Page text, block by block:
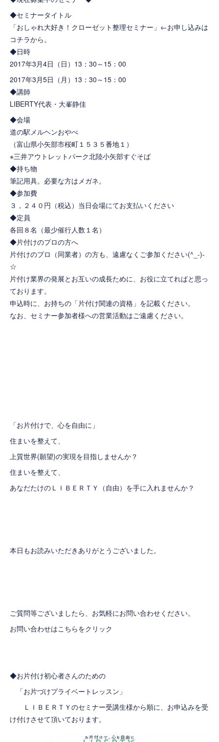
◆セミナータイトル
「おしゃれ大好き！クローゼット整理セミナー」 ←お申し込みは
コチラから。
◆日時
2017年3月4日（日）13：30～15：00
2017年3月5日（月）13：30～15：00
◆講師
LIBERTY代表・大峯静佳
◆会場
道の駅メルヘンおやべ
（富山県小矢部市桜町１５３５番地１）
※三井アウトレットパーク北陸小矢部すぐそば
◆持ち物
筆記用具。必要な方はメガネ。
◆参加費
３，２４０円（税込）当日会場にてお支払いください
◆定員
各回８名（最少催行人数１名）
◆片付けのプロの方へ
片付けのプロ（同業者）の方も、遠慮なくご参加ください(^_-)-
☆
片付け業界の発展とお互いの成長ために、お役に立てればと思っ
ております。
申込時に、お持ちの「片付け関連の資格」を記載ください。
なお、セミナー参加者様への営業活動はご遠慮ください。
「お片付けで、心を自由に」
住まいを整えて、
上質世界(願望)の実現を目指しませんか？
住まいを整えて、
あなだたけのＬＩＢＥＲＴＹ（自由）を手に入れませんか？
本日もお読みいただきありがとうございました。
ご質問等ございましたら、お気軽にお問い合わせください。
お問い合わせはこちらをクリック
◆お片付け初心者さんのための
「お片づけプライベートレッスン」
ＬＩＢＥＲＴＹのセミナー受講生様から順に、お申込みを受
け付けさせて頂いております。